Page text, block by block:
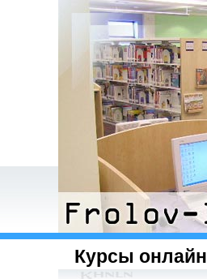
Курсы онлайн